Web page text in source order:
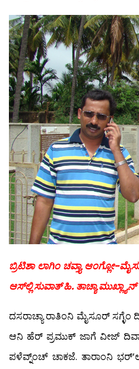
ಬ್ರಿಟಿಶಾ ಲಾಗಿಂ ಚವ್ತ್ಯಾ ಆಂಗ್ಲೋ-
ಆಸ್‍ಲ್ಲಿ ಸುವಾತ್ ಹಿ. ತಾಚ್ಯಾ
ದಸರಾಚ್ಯಾ ರಾತಿಂನಿ ಮೈಸೂರ್ ಸಗ್ಳೆಂ
ಆನಿ ಹೆರ್ ಪ್ರಮುಕ್ ಜಾಗೆ ವೀಜ್‍
ಪಳೆವ್ನ್ಂಚ್ ಚಾಕಜೆ. ತಾರಾಂನಿ